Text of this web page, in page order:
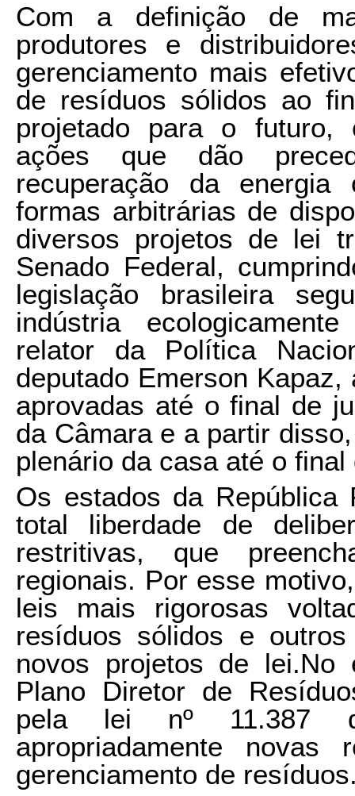
Com a definição de
produtores e
gerenciamento mais
de resíduos sólidos ao
projetado para o futuro,
ações que dão
recuperação da
formas arbitrárias de
diversos projetos de lei
Senado Federal,
legislação brasileira
indústria
relator da Política
deputado Emerson
aprovadas até o final de
da Câmara e a partir
plenário da casa até o final
Os estados da
total liberdade de
restritivas, que
regionais. Por esse
leis mais rigorosas
resíduos sólidos e
novos projetos de
Plano Diretor de
pela lei nº 11.387
apropriadamente
gerenciamento de